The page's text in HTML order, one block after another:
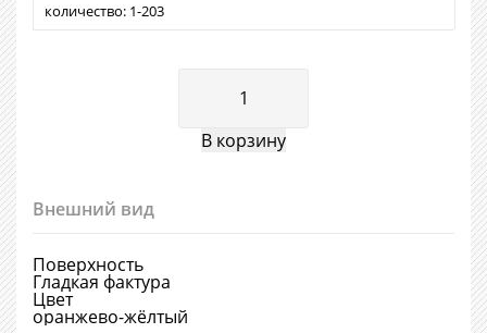
количество: 1 203
Внешний вид
Поверхность
Гладкая фактура
Цвет
оранжево-жёлтый